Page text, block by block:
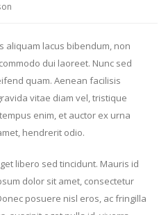
aliquam lacus bibendum, non
dui laoreet. Nunc sed
quam. Aenean facilisis
vitae diam vel, tristique
enim, et auctor ex urna
hendrerit odio.
libero sed tincidunt. Mauris id
dolor sit amet, consectetur
posuere nisl eros, ac fringilla